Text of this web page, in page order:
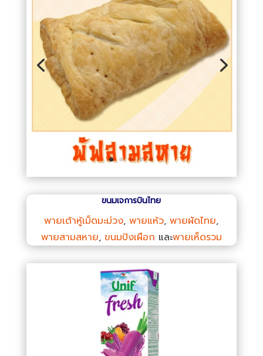
ขนมเจการบินไทย
พายเต้าหู้เม็ดมะม่วง,พายแห้ว,พายผัดไทย,
พายสามสหาย, ขนมปังเผือก และพายเห็ดรวม